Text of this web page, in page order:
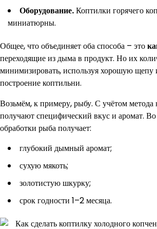
Оборудование.Коптилки горячего
миниатюрны.
Общее, что объединяет оба способа – это
переходящие из дыма в продукт. Но их
минимизировать, используя хорошую щепу
построение коптильни.
Возьмём, к примеру, рыбу. С учётом метода
получают специфический вкус и аромат.
обработки рыба получает:
глубокий дымный аромат;
сухую мякоть;
золотистую шкурку;
срок годности 1–2 месяца.